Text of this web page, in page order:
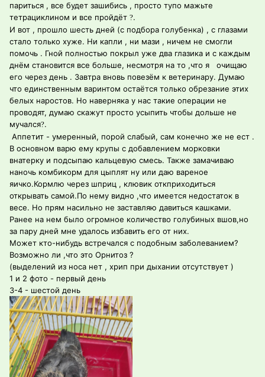
париться , все будет зашибись , просто тупо мажьте
тетрациклином и все пройдёт ?.
И вот , прошло шесть дней (с подбора голубенка) , с глазами
стало только хуже. Ни капли , ни мази , ничем не смогли
помочь . Гной полностью покрыл уже два глазика и с каждым
днём становится все больше, несмотря на то ,что я очищаю
его через день . Завтра вновь повезём к ветеринару. Думаю
что единственным варинтом остаётся только обрезание этих
белых наростов. Но наверняка у нас такие операции не
проводят, думаю скажут просто усыпить чтобы дольше не
мучался?.
Аппетит - умеренный, порой слабый, сам конечно же не ест .
В основном варю ему крупы с добавлением морковки
внатерку и подсыпаю кальцевую смесь. Также замачиваю
наночь комбикорм для цыплят ну или даю вареное
яичко.Кормлю через шприц , клювик откприходиться
открывать самой.По нему видно ,что имеется недостаток в
весе. Но прям насильно не заставляю давиться кашками.
Ранее на нем было огромное количество голубиных вшов,но
за пару дней мне удалось избавить его от них.
Может кто-нибудь встречался с подобным заболеванием?
Возможно ли ,что это Орнитоз ?
(выделений из носа нет , хрип при дыхании отсутствует )
1 и 2 фото - первый день
3-4 - шестой день